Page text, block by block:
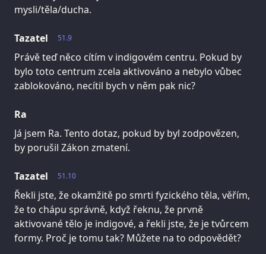
mysli/těla/ducha.
51.9
Tazatel
Právě teď něco cítím v indigovém centru. Pokud by
bylo toto centrum zcela aktivováno a nebylo vůbec
zablokováno, necítil bych v něm pak nic?
Ra
Já jsem Ra. Tento dotaz, pokud by byl zodpovězen,
by porušil Zákon zmatení.
51.10
Tazatel
Řekli jste, že okamžitě po smrti fyzického těla, věřím,
že to chápu správně, když řeknu, že prvně
aktivované tělo je indigové, a řekli jste, že je tvůrcem
formy. Proč je tomu tak? Můžete na to odpovědět?